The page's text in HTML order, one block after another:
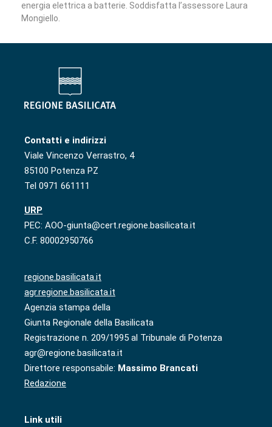
energia elettrica a batterie. Soddisfatta l’assessore Laura
Mongiello.
Contatti e indirizzi
Viale Vincenzo Verrastro, 4
85100 Potenza PZ
Tel 0971 661111
URP
PEC: AOO-giunta@cert.regione.basilicata.it
C.F. 80002950766
regione.basilicata.it
agr.regione.basilicata.it
Agenzia stampa della
Giunta Regionale della Basilicata
Registrazione n. 209/1995 al Tribunale di Potenza
agr@regione.basilicata.it
Direttore responsabile: Massimo Brancati
Redazione
Link utili